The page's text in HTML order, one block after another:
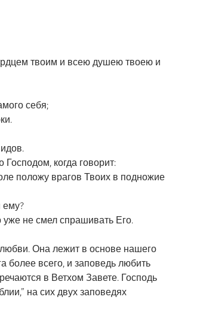
твоим и всею душею твоею и
себя;
когда говорит:
положу врагов Твоих в подножие
ему?
уже не смел спрашивать Его.
Она лежит в основе нашего
более всего, и заповедь любить
в Ветхом Завете. Господь
на сих двух заповедях